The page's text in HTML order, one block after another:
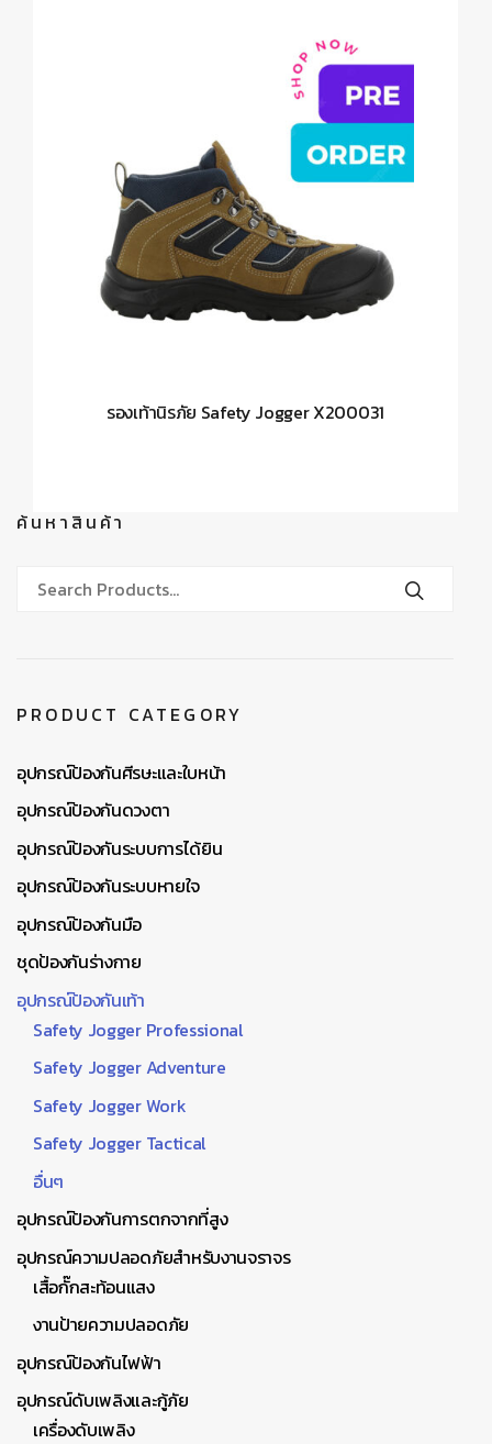
รองเท้านิรภัย Safety Jogger X200031
ค้นหาสินค้า
PRODUCT CATEGORY
อุปกรณ์ป้องกันศีรษะและใบหน้า
อุปกรณ์ป้องกันดวงตา
อุปกรณ์ป้องกันระบบการได้ยิน
อุปกรณ์ป้องกันระบบหายใจ
อุปกรณ์ป้องกันมือ
ชุดป้องกันร่างกาย
อุปกรณ์ป้องกันเท้า
Safety Jogger Professional
Safety Jogger Adventure
Safety Jogger Work
Safety Jogger Tactical
อื่นๆ
อุปกรณ์ป้องกันการตกจากที่สูง
อุปกรณ์ความปลอดภัยสำหรับงานจราจร
เสื้อกั๊กสะท้อนแสง
งานป้ายความปลอดภัย
อุปกรณ์ป้องกันไฟฟ้า
อุปกรณ์ดับเพลิงและกู้ภัย
เครื่องดับเพลิง